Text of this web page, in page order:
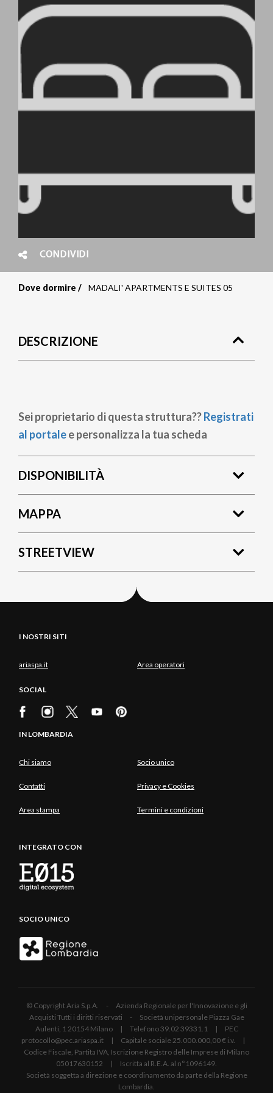
CONDIVIDI
pane
Dove dormire MADALI' APARTMENTS E SUITES 05
DESCRIZIONE
Sei proprietario di questa struttura??Registrati
al portalee personalizza la tua scheda
DISPONIBILITÀ
MAPPA
STREETVIEW
I NOSTRI SITI
ariaspa.it Area operatori
SOCIAL
IN LOMBARDIA
Chi siamo Socio unico
Contatti Privacy e Cookies
Area stampa Termini e condizioni
INTEGRATO CON
SOCIO UNICO
© Copyright Aria S.p.A. - Azienda Regionale per l'Innovazione e gli
Acquisti Tutti i diritti riservati - Società unipersonale Piazza Gae
Aulenti, 1 20154 Milano | Telefono 39.02 39331.1 | PEC
protocollo@pec.ariaspa.it | Capitale sociale 25.000.000,00 € i.v. |
Codice Fiscale, Partita IVA, Iscrizione Registro delle Imprese di Milano
05017630152 | Iscritta al R.E.A. al n°1096149.
Società soggetta a direzione e coordinamento da parte della Regione
Lombardia.